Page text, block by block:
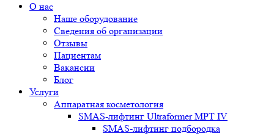
О нас
Наше оборудование
Сведения об организации
Отзывы
Пациентам
Вакансии
Блог
Услуги
Аппаратная косметология
SMAS-лифтинг Ultraformer MPT IV
SMAS-лифтинг подбородка